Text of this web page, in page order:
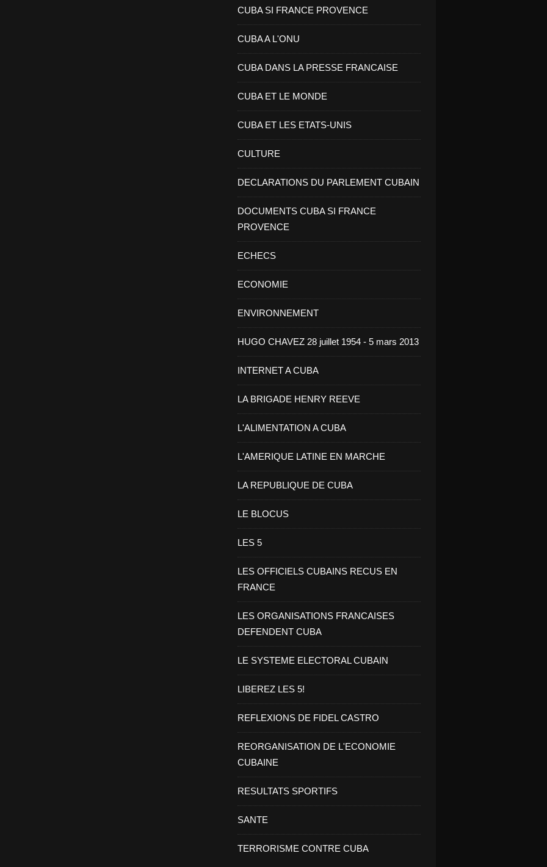
CUBA SI FRANCE PROVENCE
CUBA A L'ONU
CUBA DANS LA PRESSE FRANCAISE
CUBA ET LE MONDE
CUBA ET LES ETATS-UNIS
CULTURE
DECLARATIONS DU PARLEMENT CUBAIN
DOCUMENTS CUBA SI FRANCE
PROVENCE
ECHECS
ECONOMIE
ENVIRONNEMENT
HUGO CHAVEZ 28 juillet 1954 - 5 mars 2013
INTERNET A CUBA
LA BRIGADE HENRY REEVE
L'ALIMENTATION A CUBA
L'AMERIQUE LATINE EN MARCHE
LA REPUBLIQUE DE CUBA
LE BLOCUS
LES 5
LES OFFICIELS CUBAINS RECUS EN
FRANCE
LES ORGANISATIONS FRANCAISES
DEFENDENT CUBA
LE SYSTEME ELECTORAL CUBAIN
LIBEREZ LES 5!
REFLEXIONS DE FIDEL CASTRO
REORGANISATION DE L'ECONOMIE
CUBAINE
RESULTATS SPORTIFS
SANTE
TERRORISME CONTRE CUBA